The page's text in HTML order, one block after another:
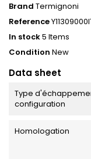
Brand Termignoni
Reference
In stock5 Items
Condition New
Data sheet
Type
configuration
Homologation